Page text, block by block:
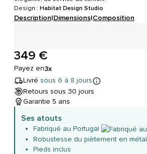
Design : Habitat Design Studio
Description|Dimensions|Composition
349 €
Payez en3x
Livré sous 6 à 8 jours
Retours sous 30 jours
Garantie 5 ans
Ses atouts
Fabriqué au Portugal
Robustesse du piètement en métal
Pieds inclus